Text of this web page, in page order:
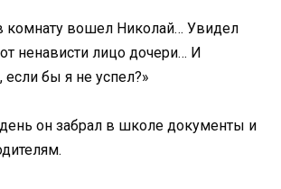
комнату вошел Николай… Увидел
ненависти лицо дочери… И
если бы я не успел?»
он забрал в школе документы и